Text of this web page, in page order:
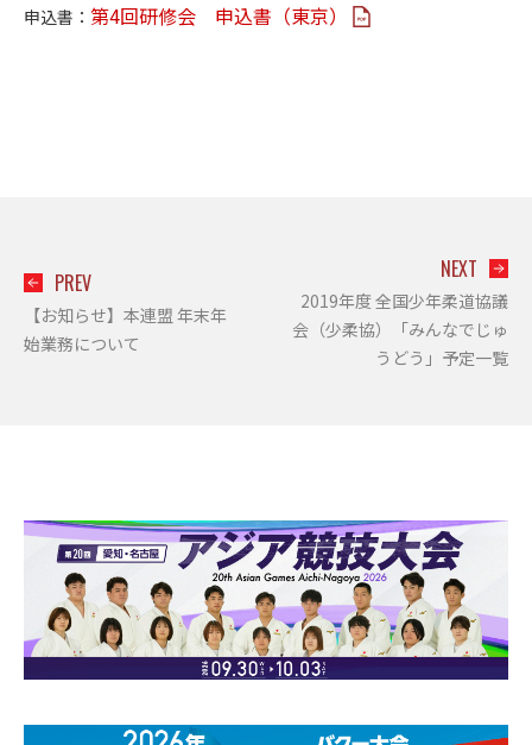
申込書： 第4回研修会 申込書（東京）
PREV
【お知らせ】本連盟 年末年
始業務について
NEXT
2019年度 全国少年柔道協議
会（少柔協）「みんなでじゅ
うどう」予定一覧